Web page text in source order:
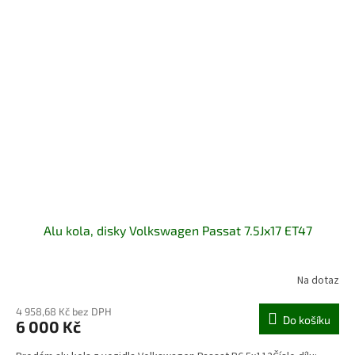
Alu kola, disky Volkswagen Passat 7.5Jx17 ET47
Na dotaz
4 958,68 Kč bez DPH
6 000 Kč Do košíku